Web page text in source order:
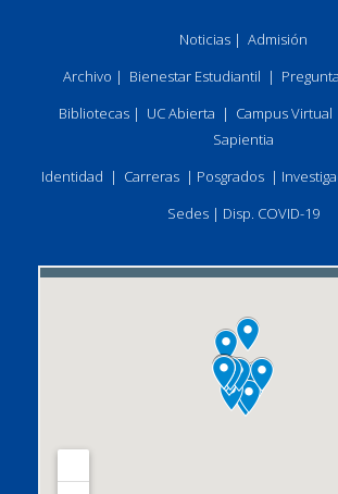
Noticias | Admisión
Archivo | Bienestar Estudiantil |
Bibliotecas| UC Abierta | Campus Virtual
Sapientia
Identidad | Carreras | Posgrados |
Sedes | Disp. COVID-19